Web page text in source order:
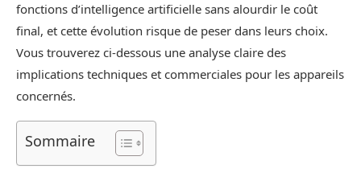
fonctions d’intelligence artificielle sans alourdir le coût
final, et cette évolution risque de peser dans leurs choix.
Vous trouverez ci-dessous une analyse claire des
implications techniques et commerciales pour les appareils
concernés.
Sommaire